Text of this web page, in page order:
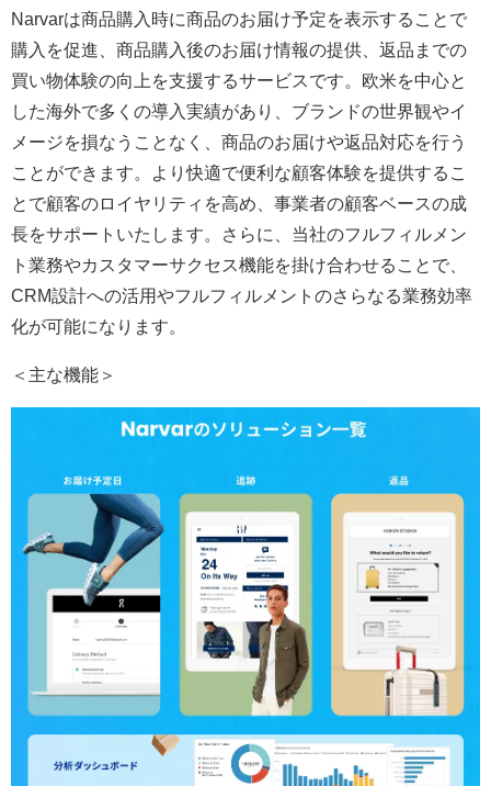
Narvarは商品購入時に商品のお届け予定を表示することで
購入を促進、商品購入後のお届け情報の提供、返品までの
買い物体験の向上を支援するサービスです。欧米を中心と
した海外で多くの導入実績があり、ブランドの世界観やイ
メージを損なうことなく、商品のお届けや返品対応を行う
ことができます。より快適で便利な顧客体験を提供するこ
とで顧客のロイヤリティを高め、事業者の顧客ベースの成
長をサポートいたします。さらに、当社のフルフィルメン
ト業務やカスタマーサクセス機能を掛け合わせることで、
CRM設計への活用やフルフィルメントのさらなる業務効率
化が可能になります。
＜主な機能＞